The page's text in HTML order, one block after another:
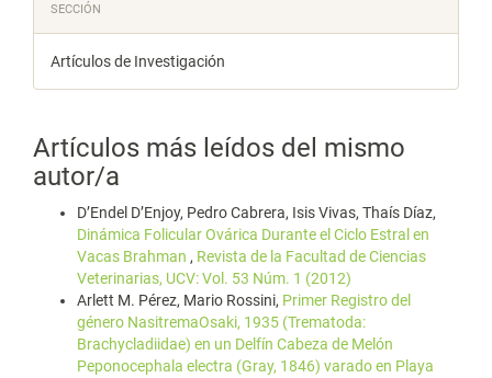
SECCIÓN
Artículos de Investigación
Artículos más leídos del mismo
autor/a
D’Endel D’Enjoy, Pedro Cabrera, Isis Vivas, Thaís Díaz,
Dinámica Folicular Ovárica Durante el Ciclo Estral en
Vacas Brahman , Revista de la Facultad de Ciencias
Veterinarias, UCV: Vol. 53 Núm. 1 (2012)
Arlett M. Pérez, Mario Rossini, Primer Registro del
género NasitremaOsaki, 1935 (Trematoda:
Brachycladiidae) en un Delfín Cabeza de Melón
Peponocephala electra (Gray, 1846) varado en Playa